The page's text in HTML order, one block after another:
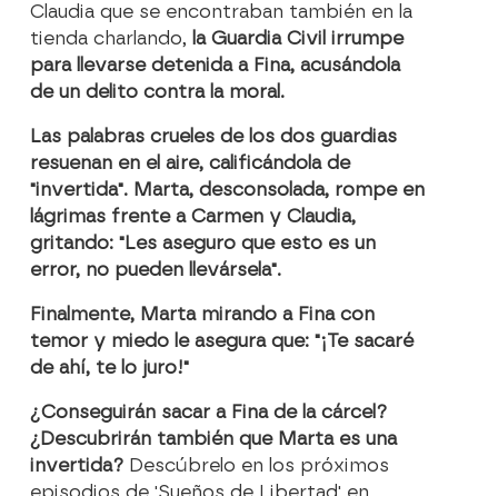
Claudia que se encontraban también en la
tienda charlando, la Guardia Civil irrumpe
para llevarse detenida a Fina, acusándola
de un delito contra la moral.
Las palabras crueles de los dos guardias
resuenan en el aire, calificándola de
"invertida". Marta, desconsolada, rompe en
lágrimas frente a Carmen y Claudia,
gritando: "Les aseguro que esto es un
error, no pueden llevársela".
Finalmente, Marta mirando a Fina con
temor y miedo le asegura que: "¡Te sacaré
de ahí, te lo juro!"
¿Conseguirán sacar a Fina de la cárcel?
¿Descubrirán también que Marta es una
invertida? Descúbrelo en los próximos